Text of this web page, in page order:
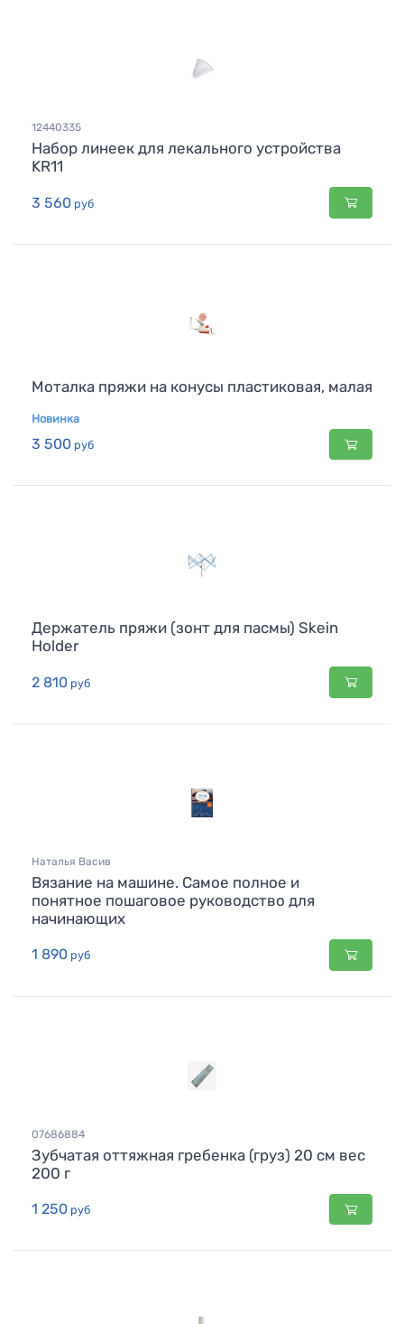
12440335
Набор линеек для лекального устройства
KR11
3 560 руб
Моталка пряжи на конусы пластиковая, малая
Новинка
3 500 руб
Держатель пряжи (зонт для пасмы) Skein
Holder
2 810 руб
Наталья Васив
Вязание на машине. Самое полное и
понятное пошаговое руководство для
начинающих
1 890 руб
07686884
Зубчатая оттяжная гребенка (груз) 20 см вес
200 г
1 250 руб